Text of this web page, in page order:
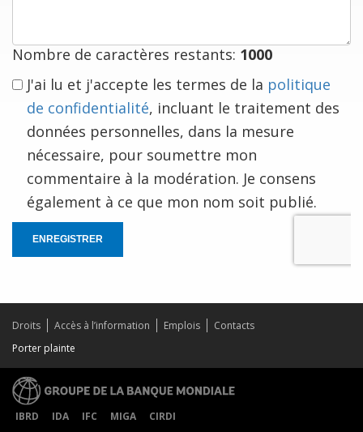
Nombre de caractères restants: 1000
J'ai lu et j'accepte les termes de la politique
de confidentialité, incluant le traitement des
données personnelles, dans la mesure
nécessaire, pour soumettre mon
commentaire à la modération. Je consens
également à ce que mon nom soit publié.
ENREGISTRER
Droits Accès à l’information Emplois
Contacts
Porter plainte
IBRD IDA IFC MIGA
CIRDI